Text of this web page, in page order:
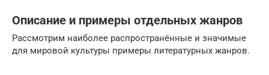
Описание и примеры отдельных жанров
Рассмотрим наиболее распространённые и значимые
для мировой культуры примеры литературных жанров.